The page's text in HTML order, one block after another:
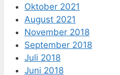
Oktober 2021
August 2021
November 2018
September 2018
Juli 2018
Juni 2018